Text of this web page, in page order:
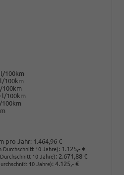
l/100km
100km
100km
l/100km
100km
pro Jahr: 1.464,96 €
Durchschnitt 10 Jahre): 1.125,- €
10 Jahre): 2.671,88 €
10 Jahre): 4.125,- €